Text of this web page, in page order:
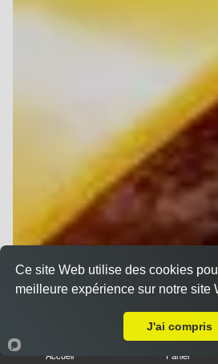
Accueil Panier
Ce site Web utilise des cookies
meilleure expérience sur notre site
J'ai compris